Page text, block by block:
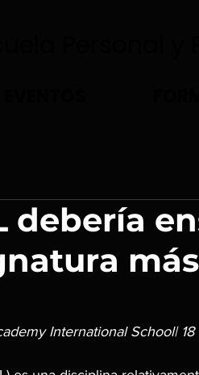
debería
International School|